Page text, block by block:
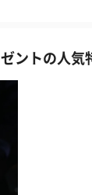
ントの人気